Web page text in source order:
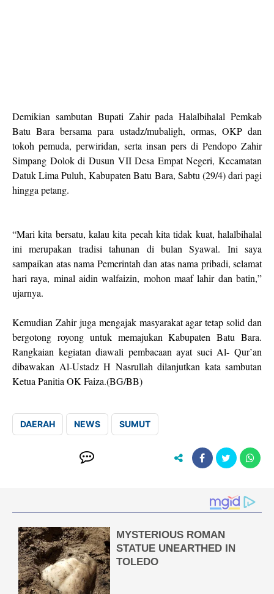
Demikian sambutan Bupati Zahir pada Halalbihalal Pemkab
Batu Bara bersama para ustadz/mubaligh, ormas, OKP dan
tokoh pemuda, perwiridan, serta insan pers di Pendopo Zahir
Simpang Dolok di Dusun VII Desa Empat Negeri, Kecamatan
Datuk Lima Puluh, Kabupaten Batu Bara, Sabtu (29/4) dari pagi
hingga petang.
“Mari kita bersatu, kalau kita pecah kita tidak kuat, halalbihalal
ini merupakan tradisi tahunan di bulan Syawal. Ini saya
sampaikan atas nama Pemerintah dan atas nama pribadi, selamat
hari raya, minal aidin walfaizin, mohon maaf lahir dan batin,”
ujarnya.
Kemudian Zahir juga mengajak masyarakat agar tetap solid dan
bergotong royong untuk memajukan Kabupaten Batu Bara.
Rangkaian kegiatan diawali pembacaan ayat suci Al- Qur’an
dibawakan Al-Ustadz H Nasrullah dilanjutkan kata sambutan
Ketua Panitia OK Faiza.(BG/BB)
DAERAH NEWS SUMUT